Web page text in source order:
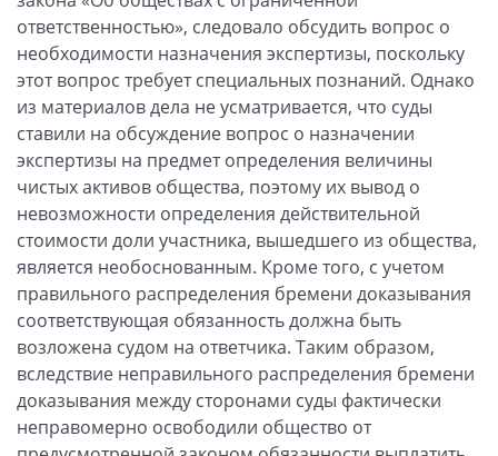
ответственностью», следовало обсудить вопрос о
необходимости назначения экспертизы, поскольку
этот вопрос требует специальных познаний. Однако
из материалов дела не усматривается, что суды
ставили на обсуждение вопрос о назначении
экспертизы на предмет определения величины
чистых активов общества, поэтому их вывод о
невозможности определения действительной
стоимости доли участника, вышедшего из общества,
является необоснованным. Кроме того, с учетом
правильного распределения бремени доказывания
соответствующая обязанность должна быть
возложена судом на ответчика. Таким образом,
вследствие неправильного распределения бремени
доказывания между сторонами суды фактически
неправомерно освободили общество от